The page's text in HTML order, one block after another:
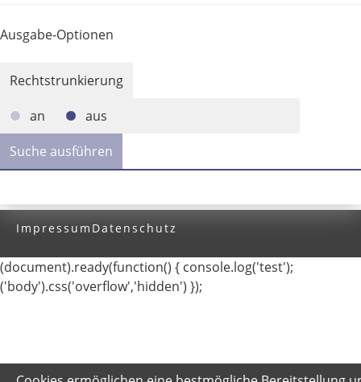
Ausgabe-Optionen
Rechtstrunkierung
an
aus
Impressum Datenschutz
(document).ready(function() { console.log('test');
('body').css('overflow','hidden') });